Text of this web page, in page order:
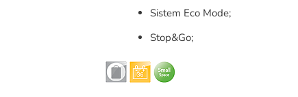
Sistem Eco Mode;
Stop&Go;